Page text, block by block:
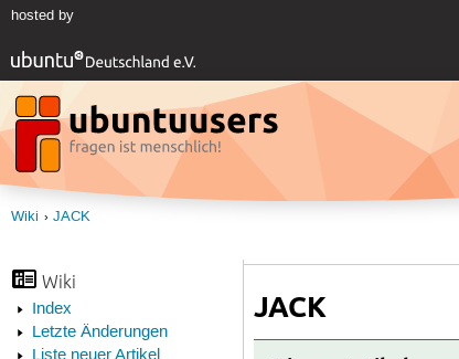
hosted by
Wiki JACK
Wiki
Index
Letzte Änderungen
JACK